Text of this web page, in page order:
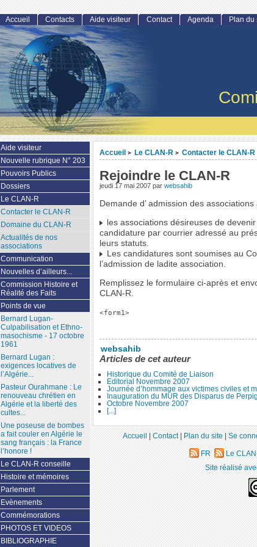
Accueil > Le CLAN-R > Contacter le CLAN-R
Rejoindre le CLAN-R
jeudi 17 mai 2007 par websahib
Demande d’ admission des associations
les associations désireuses de
candidature par courrier adressé au
leurs statuts.
Les candidatures sont soumises au
l’admission de ladite association.
Remplissez le formulaire ci-après et
CLAN-R.
<form1>
websahib
Articles de cet auteur
Historique du Comité de Liaison
Editorial Novembre 2007
Journée d’hommage aux victimes civiles et
Inauguration du MUR des Disparus de
Octobre Novembre 2007
[...]
Accueil Contacts Aide visiteur Contact Agenda Plan du
Aide visiteur
Nouvelle rubrique N° 203
Pouvoirs Publics
Dossiers
Le CLAN-R
Contacter le CLAN-R
Domaine du CLAN-R
Actualités de nos
associations
Communication
Nouvelles d’ailleurs...
Commission Histoire et
Réalité des Faits
Points de vue
Bernard Lugan-
Culpabilisation et Ethno-
masochisme - 17 octobre
1961
Bernard Lugan :
exigences locatives de
l’Algérie...
Pasteur Ourahmane : Le
renouveau chrétien en
Algérie et la liberté des
cultes...
Une poseuse de bombes
a fait couler en Algérie le
sang français : la France
l’honore !
Le CLAN-R conseille
Histoire et mémoires
Parlement
Evènements
Commémorations
PHOTOS ET VIDEOS
BIBLIOGRAPHIE
Accueil|Contact|Plan du site|Se
FR Le
Site réalisé